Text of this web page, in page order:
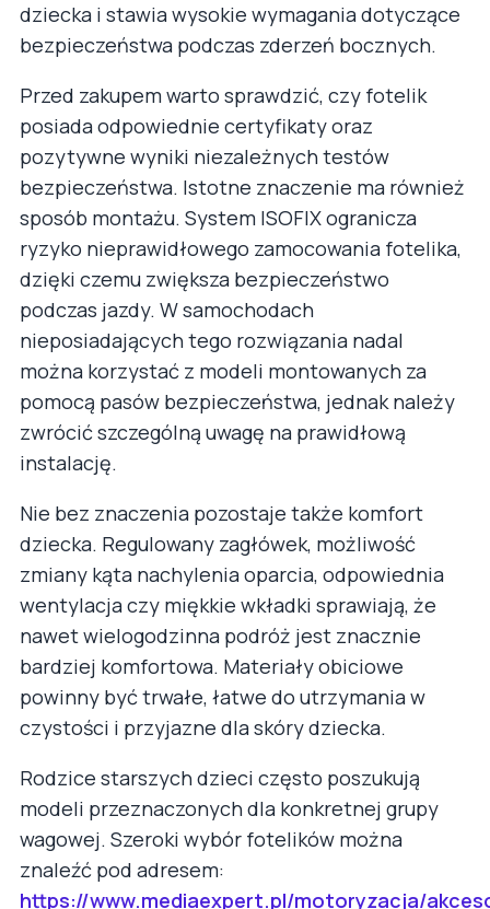
dziecka i stawia wysokie wymagania dotyczące
bezpieczeństwa podczas zderzeń bocznych.
Przed zakupem warto sprawdzić, czy fotelik
posiada odpowiednie certyfikaty oraz
pozytywne wyniki niezależnych testów
bezpieczeństwa. Istotne znaczenie ma również
sposób montażu. System ISOFIX ogranicza
ryzyko nieprawidłowego zamocowania fotelika,
dzięki czemu zwiększa bezpieczeństwo
podczas jazdy. W samochodach
nieposiadających tego rozwiązania nadal
można korzystać z modeli montowanych za
pomocą pasów bezpieczeństwa, jednak należy
zwrócić szczególną uwagę na prawidłową
instalację.
Nie bez znaczenia pozostaje także komfort
dziecka. Regulowany zagłówek, możliwość
zmiany kąta nachylenia oparcia, odpowiednia
wentylacja czy miękkie wkładki sprawiają, że
nawet wielogodzinna podróż jest znacznie
bardziej komfortowa. Materiały obiciowe
powinny być trwałe, łatwe do utrzymania w
czystości i przyjazne dla skóry dziecka.
Rodzice starszych dzieci często poszukują
modeli przeznaczonych dla konkretnej grupy
wagowej. Szeroki wybór fotelików można
znaleźć pod adresem:
https://www.mediaexpert.pl/motoryzacja/